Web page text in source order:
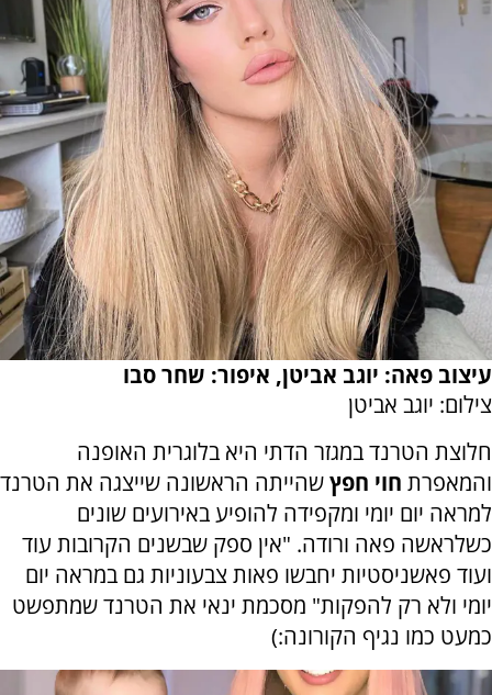
עיצוב פאה: יוגב אביטן, איפור: שחר סבו
צילום: יוגב אביטן
חלוצת הטרנד במגזר הדתי היא בלוגרית האופנה
והמאפרת חוי חפץשהייתה הראשונה שייצגה את הטרנד
למראה יום יומי ומקפידה להופיע באירועים שונים
כשלראשה פאה ורודה. "אין ספק שבשנים הקרובות עוד
ועוד פאשניסטיות יחבשו פאות צבעוניות גם במראה יום
יומי ולא רק להפקות" מסכמת ינאי את הטרנד שמתפשט
כמעט כמו נגיף הקורונה:)